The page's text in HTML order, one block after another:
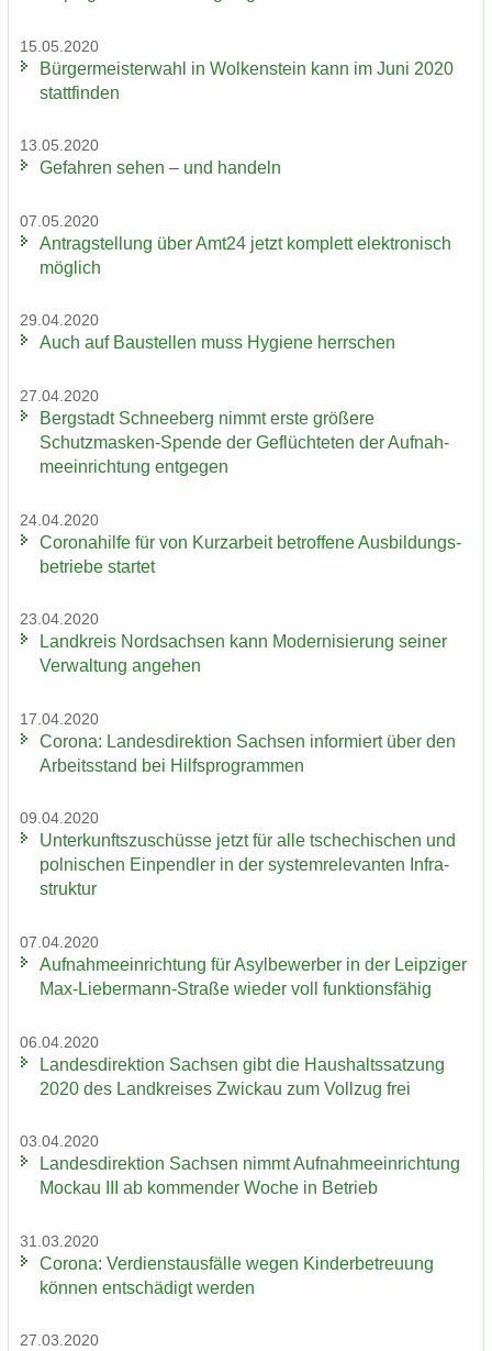
15.05.2020
Bür­ger­meis­ter­wahl in Wol­ken­stein kann im Juni 2020
statt­fin­den
13.05.2020
Ge­fah­ren sehen – und han­deln
07.05.2020
An­trag­stel­lung über Amt24 jetzt kom­plett elek­tro­nisch
mög­lich
29.04.2020
Auch auf Bau­stel­len muss Hy­gie­ne herr­schen
27.04.2020
Berg­stadt Schnee­berg nimmt erste grö­ße­re
Schutzmasken-​Spende der Ge­flüch­te­ten der Auf­nah­
me­ein­rich­tung ent­ge­gen
24.04.2020
Co­ro­na­hil­fe für von Kurz­ar­beit be­trof­fe­ne Aus­bil­dungs­
be­trie­be star­tet
23.04.2020
Land­kreis Nord­sach­sen kann Mo­der­ni­sie­rung sei­ner
Ver­wal­tung an­ge­hen
17.04.2020
Co­ro­na: Lan­des­di­rek­ti­on Sach­sen in­for­miert über den
Ar­beits­stand bei Hilfs­pro­gram­men
09.04.2020
Un­ter­kunfts­zu­schüs­se jetzt für alle tsche­chi­schen und
pol­ni­schen Ein­pend­ler in der sys­tem­re­le­van­ten In­fra­
struk­tur
07.04.2020
Auf­nah­me­ein­rich­tung für Asyl­be­wer­ber in der Leip­zi­ger
Max-​Liebermann-Straße wie­der voll funk­ti­ons­fä­hig
06.04.2020
Lan­des­di­rek­ti­on Sach­sen gibt die Haus­halts­sat­zung
2020 des Land­krei­ses Zwi­ckau zum Voll­zug frei
03.04.2020
Lan­des­di­rek­ti­on Sach­sen nimmt Auf­nah­me­ein­rich­tung
Mo­ckau III ab kom­men­der Woche in Be­trieb
31.03.2020
Co­ro­na: Ver­dienst­aus­fäl­le wegen Kin­der­be­treu­ung
kön­nen ent­schä­digt wer­den
27.03.2020